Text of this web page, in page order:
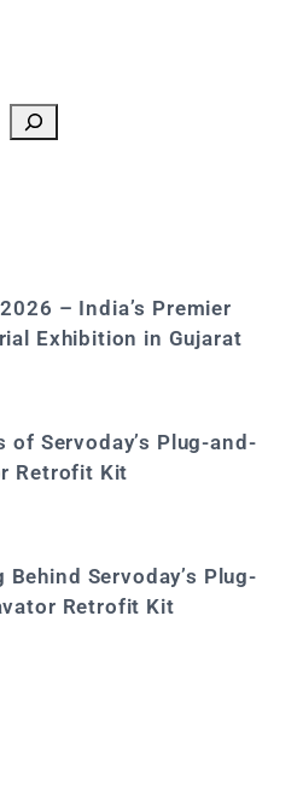
– India’s Premier
Exhibition in Gujarat
Servoday’s Plug-and-
Retrofit Kit
Servoday’s Plug-
Retrofit Kit